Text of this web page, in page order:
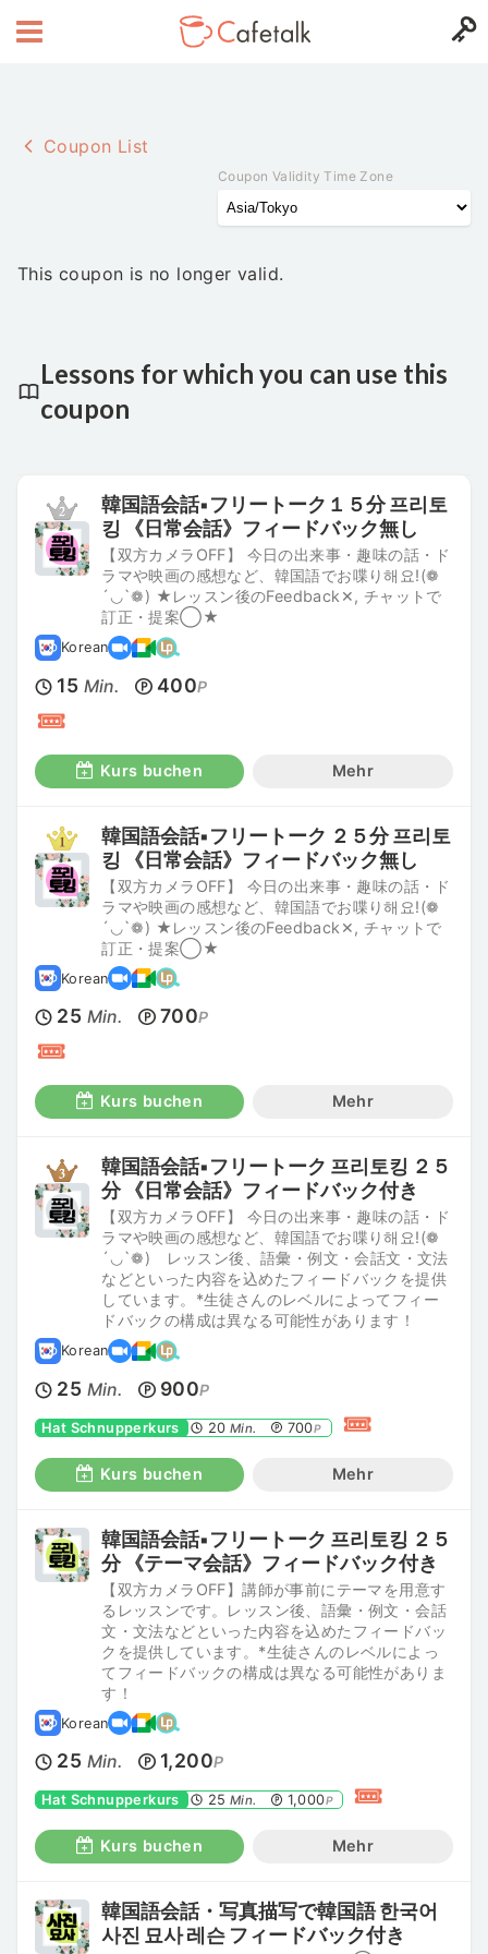
Coupon List
Coupon Validity Time Zone
This coupon is no longer valid.
Lessons for which you can use this
coupon
韓国語会話▪︎フリートーク１５分 프리토
킹 《日常会話》フィードバック無し
【双方カメラOFF】 今日の出来事・趣味の話・ド
ラマや映画の感想など、韓国語でお喋り해요!(❁
´◡`❁) ★レッスン後のFeedback✕, チャットで
訂正・提案◯★
Korean
15 Min. 400P
Kurs buchen Mehr
韓国語会話▪︎フリートーク ２５分 프리토
킹 《日常会話》フィードバック無し
【双方カメラOFF】 今日の出来事・趣味の話・ド
ラマや映画の感想など、韓国語でお喋り해요!(❁
´◡`❁) ★レッスン後のFeedback✕, チャットで
訂正・提案◯★
Korean
25 Min. 700P
Kurs buchen Mehr
韓国語会話▪︎フリートーク 프리토킹 ２５
分 《日常会話》フィードバック付き
【双方カメラOFF】 今日の出来事・趣味の話・ド
ラマや映画の感想など、韓国語でお喋り해요!(❁
´◡`❁) レッスン後、語彙・例文・会話文・文法
などといった内容を込めたフィードバックを提供
しています。*生徒さんのレベルによってフィー
ドバックの構成は異なる可能性があります！
Korean
25 Min. 900P
Hat Schnupperkurs 20 Min. 700P
Kurs buchen Mehr
韓国語会話▪︎フリートーク 프리토킹 ２５
分 《テーマ会話》フィードバック付き
【双方カメラOFF】講師が事前にテーマを用意す
るレッスンです。レッスン後、語彙・例文・会話
文・文法などといった内容を込めたフィードバッ
クを提供しています。*生徒さんのレベルによっ
てフィードバックの構成は異なる可能性がありま
す！
Korean
25 Min. 1,200P
Hat Schnupperkurs 25 Min. 1,000P
Kurs buchen Mehr
韓国語会話・写真描写で韓国語 한국어
사진 묘사 레슨 フィードバック付き